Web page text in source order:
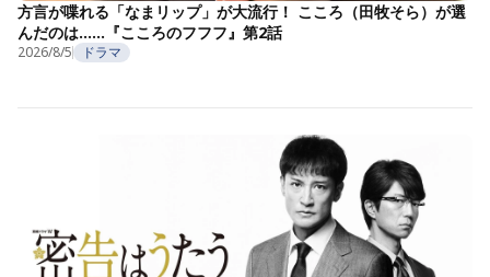
方言が喋れる「なまリップ」が大流行！ こころ（田牧そら）が選
んだのは……『こころのフフフ』第2話
2026/8/5 ドラマ